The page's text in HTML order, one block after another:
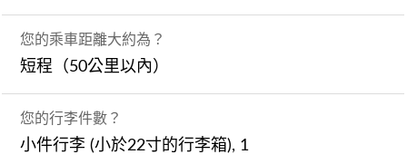
您的乘車距離大約為？
短程（50公里以內）
您的行李件數？
小件行李 (小於22寸的行李箱), 1